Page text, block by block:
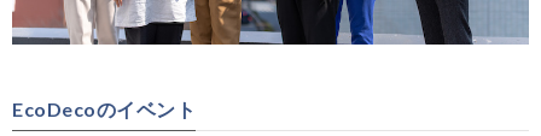
EcoDecoのイベント